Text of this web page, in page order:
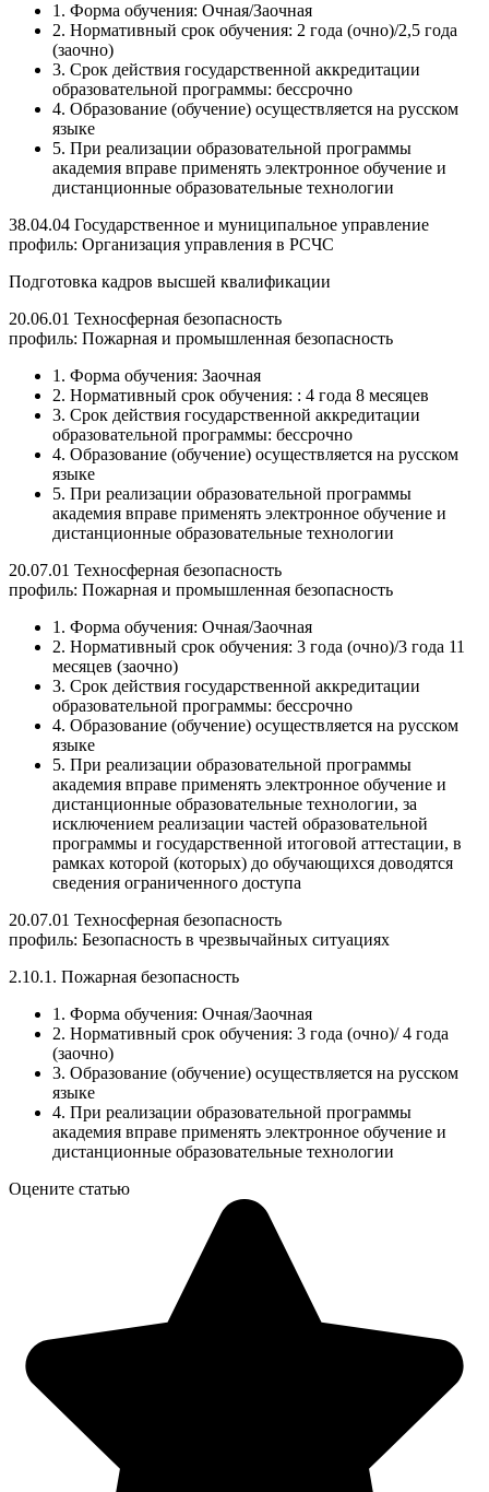
1. Форма обучения: Очная/Заочная
2. Нормативный срок обучения: 2 года (очно)/2,5 года
(заочно)
3. Срок действия государственной аккредитации
образовательной программы: бессрочно
4. Образование (обучение) осуществляется на русском
языке
5. При реализации образовательной программы
академия вправе применять электронное обучение и
дистанционные образовательные технологии
38.04.04 Государственное и муниципальное управление
профиль: Организация управления в РСЧС
Подготовка кадров высшей квалификации
20.06.01 Техносферная безопасность
профиль: Пожарная и промышленная безопасность
1. Форма обучения: Заочная
2. Нормативный срок обучения: : 4 года 8 месяцев
3. Срок действия государственной аккредитации
образовательной программы: бессрочно
4. Образование (обучение) осуществляется на русском
языке
5. При реализации образовательной программы
академия вправе применять электронное обучение и
дистанционные образовательные технологии
20.07.01 Техносферная безопасность
профиль: Пожарная и промышленная безопасность
1. Форма обучения: Очная/Заочная
2. Нормативный срок обучения: 3 года (очно)/3 года 11
месяцев (заочно)
3. Срок действия государственной аккредитации
образовательной программы: бессрочно
4. Образование (обучение) осуществляется на русском
языке
5. При реализации образовательной программы
академия вправе применять электронное обучение и
дистанционные образовательные технологии, за
исключением реализации частей образовательной
программы и государственной итоговой аттестации, в
рамках которой (которых) до обучающихся доводятся
сведения ограниченного доступа
20.07.01 Техносферная безопасность
профиль: Безопасность в чрезвычайных ситуациях
2.10.1. Пожарная безопасность
1. Форма обучения: Очная/Заочная
2. Нормативный срок обучения: 3 года (очно)/ 4 года
(заочно)
3. Образование (обучение) осуществляется на русском
языке
4. При реализации образовательной программы
академия вправе применять электронное обучение и
дистанционные образовательные технологии
Оцените статью